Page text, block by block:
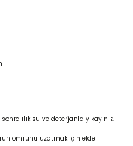
ılık su ve deterjanla yıkayınız.
ömrünü uzatmak için elde